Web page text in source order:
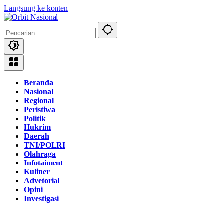
Langsung ke konten
Beranda
Nasional
Regional
Peristiwa
Politik
Hukrim
Daerah
TNI/POLRI
Olahraga
Infotaiment
Kuliner
Advetorial
Opini
Investigasi